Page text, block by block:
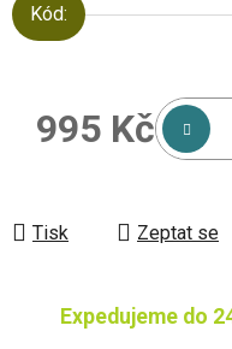
Kód:
995 Kč
Tisk Zeptat se
Expedujeme do